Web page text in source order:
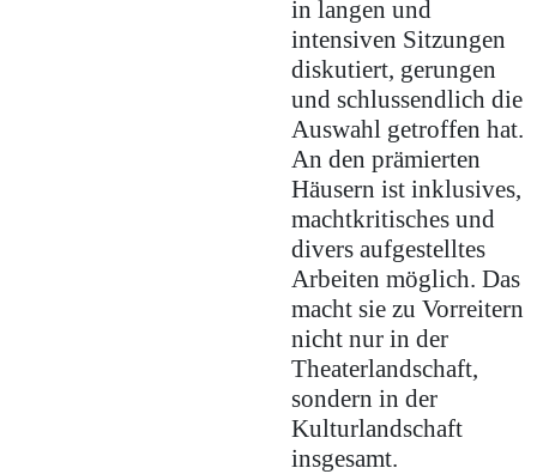
in langen und
intensiven Sitzungen
diskutiert, gerungen
und schlussendlich die
Auswahl getroffen hat.
An den prämierten
Häusern ist inklusives,
machtkritisches und
divers aufgestelltes
Arbeiten möglich. Das
macht sie zu Vorreitern
nicht nur in der
Theaterlandschaft,
sondern in der
Kulturlandschaft
insgesamt.